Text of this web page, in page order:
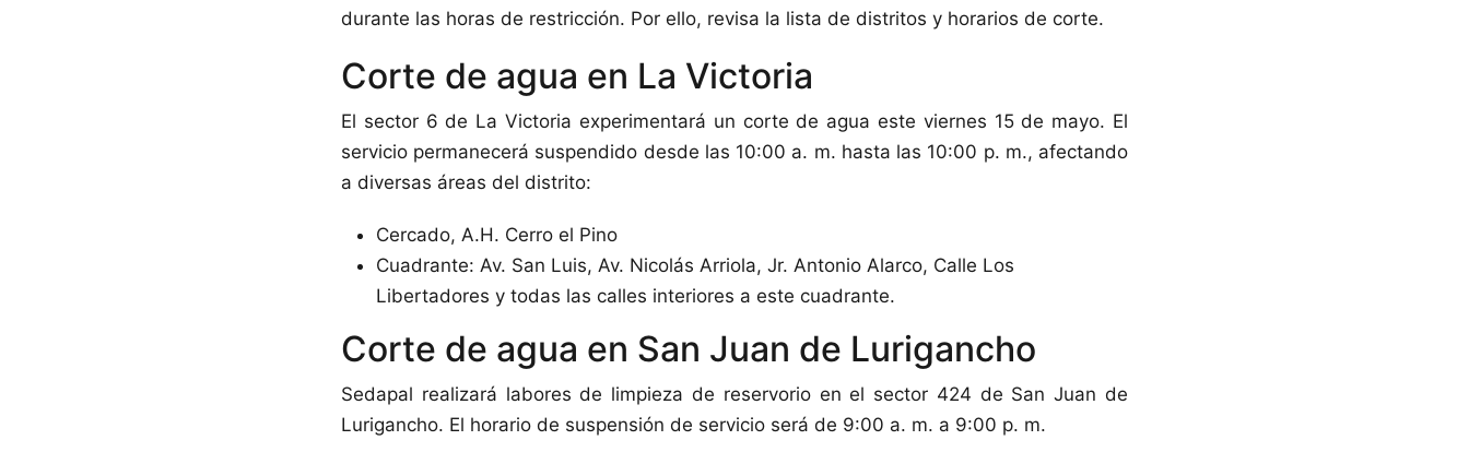
durante las horas de restricción. Por ello, revisa la lista de distritos y horarios de corte.
Corte de agua en La Victoria
El sector 6 de La Victoria experimentará un corte de agua este viernes 15 de mayo. El
servicio permanecerá suspendido desde las 10:00 a. m. hasta las 10:00 p. m., afectando
a diversas áreas del distrito:
Cercado, A.H. Cerro el Pino
Cuadrante: Av. San Luis, Av. Nicolás Arriola, Jr. Antonio Alarco, Calle Los
Libertadores y todas las calles interiores a este cuadrante.
Corte de agua en San Juan de Lurigancho
Sedapal realizará labores de limpieza de reservorio en el sector 424 de San Juan de
Lurigancho. El horario de suspensión de servicio será de 9:00 a. m. a 9:00 p. m.